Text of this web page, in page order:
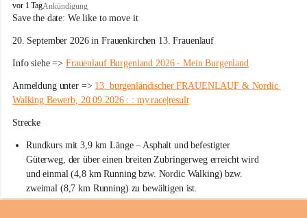
W
ö
t
r
b
e
r
g
vor 1 TagAnkündigung
Save the date: We like to move it
20. September 2026 in Frauenkirchen 13. Frauenlauf
Info siehe => Frauenlauf Burgenland 2026 - Mein Burgenland
Anmeldung unter => 13. burgenländischer FRAUENLAUF & Nordic
Walking Bewerb, 20.09.2026 : : my.race|result
Strecke
Rundkurs mit 3,9 km Länge – Asphalt und befestigter
Güterweg, der über einen breiten Zubringerweg erreicht wird
und einmal (4,8 km Running bzw. Nordic Walking) bzw.
zweimal (8,7 km Running) zu bewältigen ist.